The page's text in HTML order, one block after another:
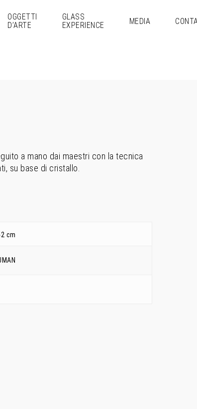
OGGETTI
D’ARTE
GLASS
EXPERIENCE
MEDIA
a mano dai maestri con la tecnica
su base di cristallo.
cm